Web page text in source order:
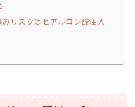
みリスクはヒアルロン酸注入